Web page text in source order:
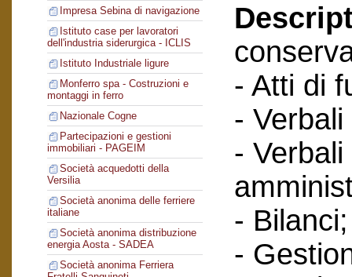
Impresa Sebina di navigazione
Istituto case per lavoratori
dell'industria siderurgica - ICLIS
Istituto Industriale ligure
Monferro spa - Costruzioni e
montaggi in ferro
Nazionale Cogne
Partecipazioni e gestioni
immobiliari - PAGEIM
Società acquedotti della
Versilia
Società anonima delle ferriere
italiane
Società anonima distribuzione
energia Aosta - SADEA
Società anonima Ferriera
- Atti di
-
-
- Bilanci;
-